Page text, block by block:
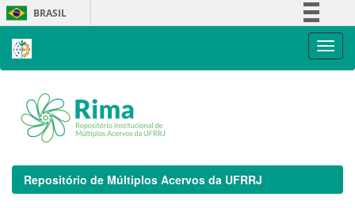
Skip
navigation
BRASIL
Repositório de Múltiplos Acervos da UFRRJ